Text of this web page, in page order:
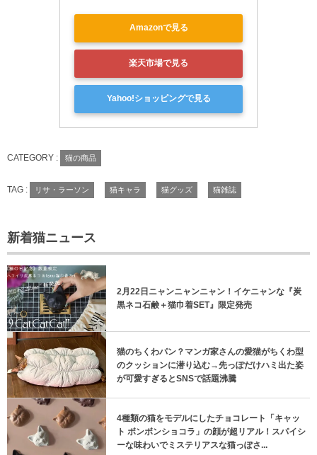
Amazonで見る
楽天市場で見る
Yahoo!ショッピングで見る
CATEGORY : 猫の商品
TAG : リサ・ラーソン 猫キャラ 猫グッズ 猫雑誌
新着猫ニュース
2月22日ニャンニャンニャン！イケニャンな『炭
黒ネコ石鹸＋猫巾着SET』限定発売
猫のちくわパン？マンガ家さんの愛猫がちくわ型
のクッションに潜り込む→先っぽだけハミ出た姿
が可愛すぎるとSNSで話題沸騰
4種類の猫をモデルにしたチョコレート「キャッ
ト ボンボンショコラ」の顔が超リアル！スパイシ
ーな味わいでミステリアスな猫っぽさ...